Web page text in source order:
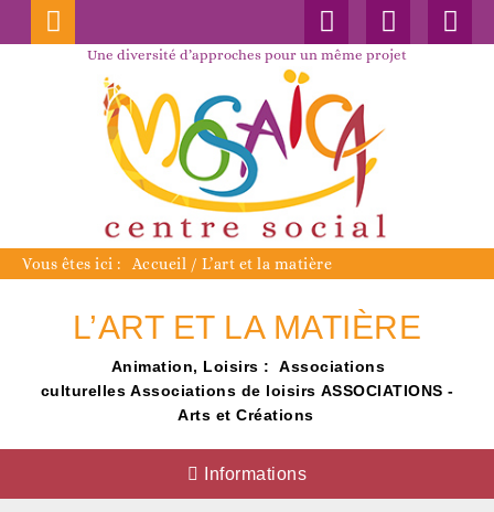
Une diversité d’approches pour un même projet
Vous êtes ici : Accueil / L’art et la matière
L’ART ET LA MATIÈRE
Animation, Loisirs :
Associations
culturelles Associations de loisirs ASSOCIATIONS -
Arts et Créations
Informations